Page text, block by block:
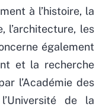
à l’histoire, la
l’architecture, les
également
et la recherche
l’Académie des
de la